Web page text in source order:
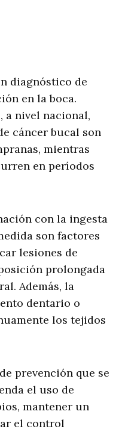
diagnóstico de
en la boca.
a nivel nacional,
cáncer bucal son
mientras
en períodos
con la ingesta
son factores
lesiones de
prolongada
Además, la
dentario o
los tejidos
prevención que se
el uso de
mantener un
el control